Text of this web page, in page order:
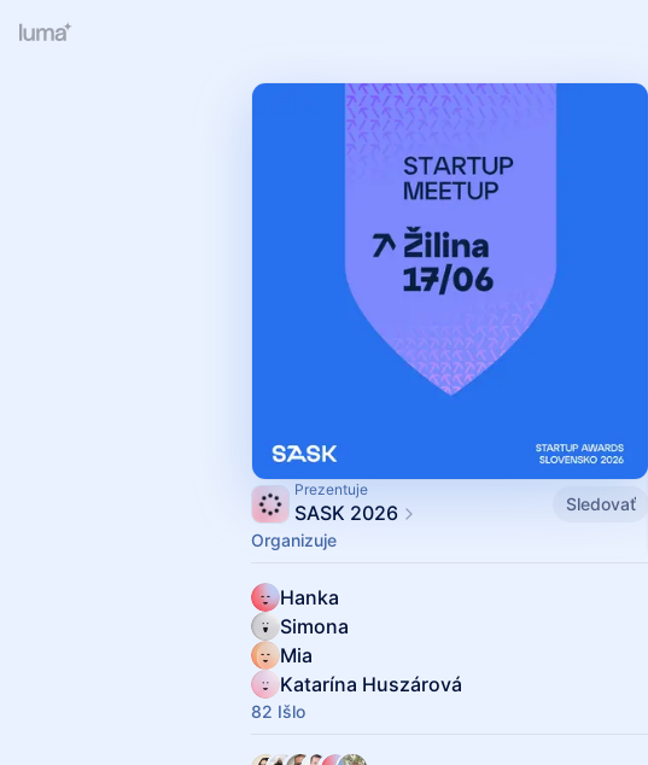
Prezentuje
SASK 2026
Sledovať
Organizuje
Hanka
Simona
Mia
Katarína Huszárová
82 Išlo